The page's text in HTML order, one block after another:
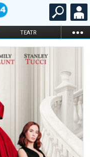
TEATR ...
KARNETY